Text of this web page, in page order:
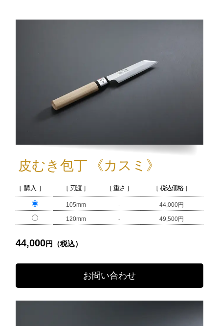
皮むき包丁 《カスミ》
［ 購入 ］ ［ 刃渡 ］ ［ 重さ ］ ［ 税込価格 ］
105mm - 44,000円
120mm - 49,500円
44,000円（税込）
お問い合わせ